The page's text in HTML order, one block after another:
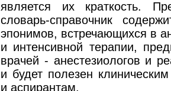
является их краткость.
словарь-справочник
эпонимов, встречающихся в
и интенсивной терапии,
врачей - анестезиологов и
и будет полезен
и аспирантам.